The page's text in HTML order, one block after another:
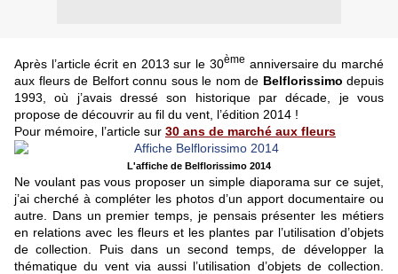
Après l’article écrit en 2013 sur le 30ème anniversaire du marché
aux fleurs de Belfort connu sous le nom de Belflorissimo depuis
1993, où j’avais dressé son historique par décade, je vous
propose de découvrir au fil du vent, l’édition 2014 !
Pour mémoire, l’article sur 30 ans de marché aux fleurs
L'affiche de Belflorissimo 2014
Ne voulant pas vous proposer un simple diaporama sur ce sujet,
j’ai cherché à compléter les photos d’un apport documentaire ou
autre. Dans un premier temps, je pensais présenter les métiers
en relations avec les fleurs et les plantes par l’utilisation d’objets
de collection. Puis dans un second temps, de développer la
thématique du vent via aussi l’utilisation d’objets de collection.